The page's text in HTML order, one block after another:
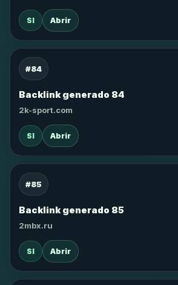
SI Abrir
#84
Backlink generado 84
2k-sport.com
SI Abrir
#85
Backlink generado 85
2mbx.ru
SI Abrir